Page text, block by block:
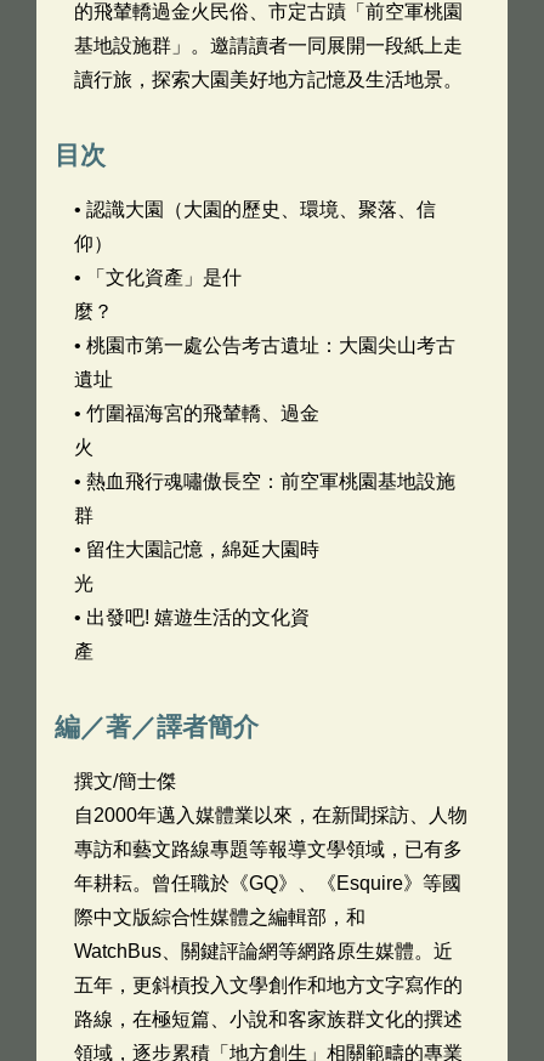
的飛輦轎過金火民俗、市定古蹟「前空軍桃園
基地設施群」。邀請讀者一同展開一段紙上走
讀行旅，探索大園美好地方記憶及生活地景。
目次
• 認識大園（大園的歷史、環境、聚落、信
仰）
• 「文化資產」是什
麼？
• 桃園市第一處公告考古遺址：大園尖山考古
遺址
• 竹圍福海宮的飛輦轎、過金
火
• 熱血飛行魂嘯傲長空：前空軍桃園基地設施
群
• 留住大園記憶，綿延大園時
光
• 出發吧! 嬉遊生活的文化資
產
編／著／譯者簡介
撰文/簡士傑
自2000年邁入媒體業以來，在新聞採訪、人物
專訪和藝文路線專題等報導文學領域，已有多
年耕耘。曾任職於《GQ》、《Esquire》等國
際中文版綜合性媒體之編輯部，和
WatchBus、關鍵評論網等網路原生媒體。近
五年，更斜槓投入文學創作和地方文字寫作的
路線，在極短篇、小說和客家族群文化的撰述
領域，逐步累積「地方創生」相關範疇的專業